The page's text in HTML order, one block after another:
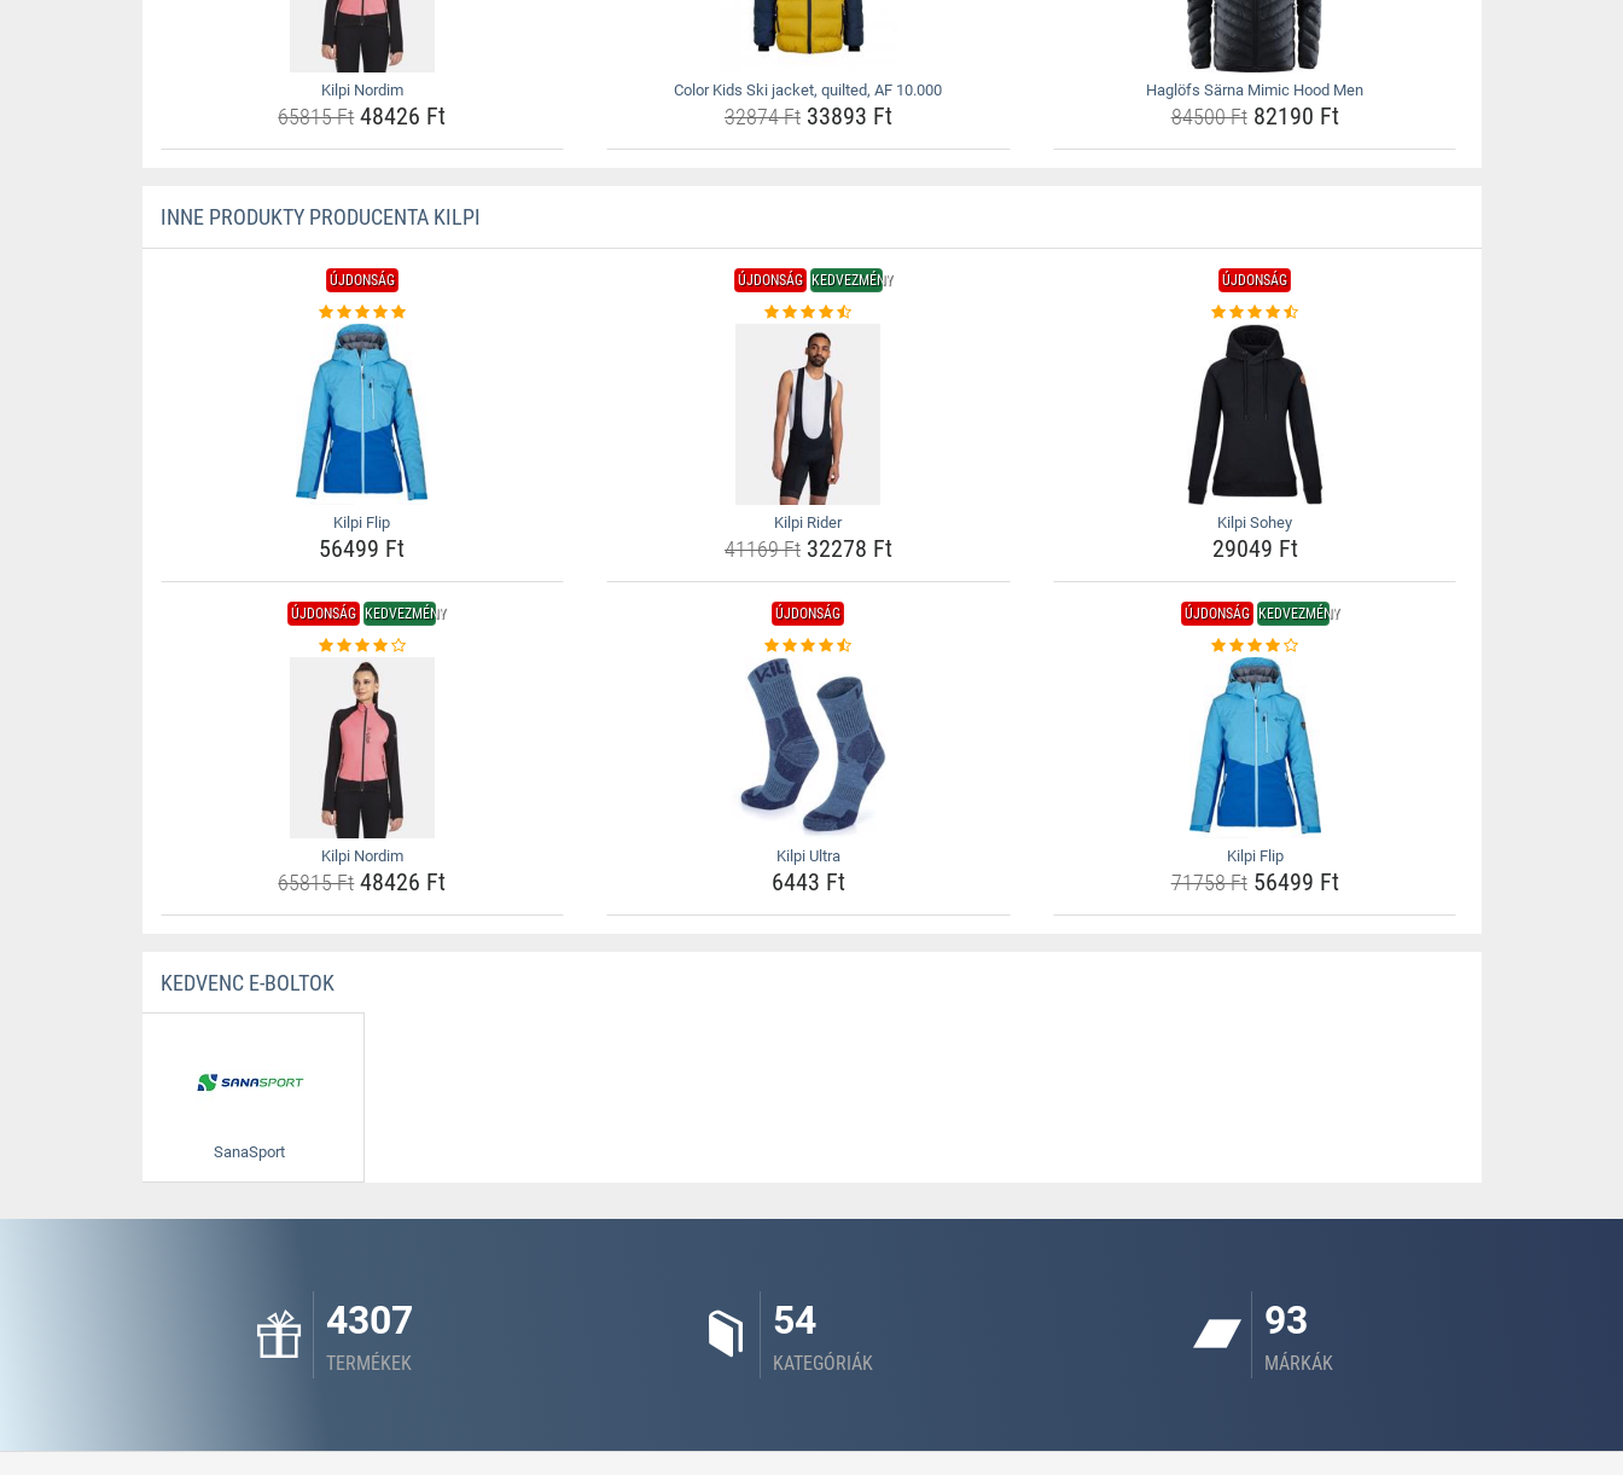
Kilpi Nordim
65815 Ft48426 Ft
Color Kids Ski jacket, quilted, AF 10.000
32874 Ft33893 Ft
Haglöfs Särna Mimic Hood Men
84500 Ft82190 Ft
INNE PRODUKTY PRODUCENTA KILPI
ÚJDONSÁG
Kilpi Flip
56499 Ft
ÚJDONSÁG KEDVEZMÉNY
Kilpi Rider
41169 Ft32278 Ft
ÚJDONSÁG
Kilpi Sohey
29049 Ft
ÚJDONSÁG KEDVEZMÉNY
Kilpi Nordim
65815 Ft48426 Ft
ÚJDONSÁG
Kilpi Ultra
6443 Ft
ÚJDONSÁG KEDVEZMÉNY
Kilpi Flip
71758 Ft56499 Ft
KEDVENC E-BOLTOK
SanaSport
4307
TERMÉKEK
54
KATEGÓRIÁK
93
MÁRKÁK